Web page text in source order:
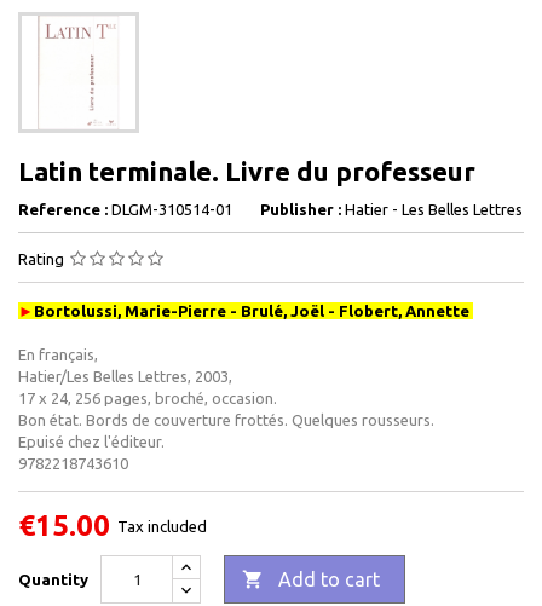
Latin terminale. Livre du professeur
Reference : DLGM-310514-01 Publisher : Hatier - Les Belles Lettres
Rating
► Bortolussi, Marie-Pierre - Brulé, Joël - Flobert, Annette
En français,
Hatier/Les Belles Lettres, 2003,
17 x 24, 256 pages, broché, occasion .
Bon état. Bords de couverture frottés. Quelques rousseurs.
Epuisé chez l'éditeur.
9782218743610
€15.00 Tax included
Quantity  Add to cart